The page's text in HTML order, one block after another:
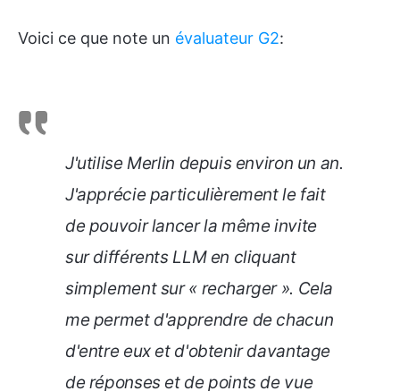
Voici ce que note un évaluateur G2:
J'utilise Merlin depuis environ un an.
J'apprécie particulièrement le fait
de pouvoir lancer la même invite
sur différents LLM en cliquant
simplement sur « recharger ». Cela
me permet d'apprendre de chacun
d'entre eux et d'obtenir davantage
de réponses et de points de vue